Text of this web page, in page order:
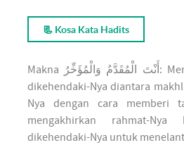
📃 Kosa Kata Hadits
Makna أَنْتَ الْمُقَدَّمُ وَالْمُؤَخِّرُ :
dikehendaki-Nya diantara
Nya dengan cara memberi
mengakhirkan rahmat-
dikehendaki-Nya untuk